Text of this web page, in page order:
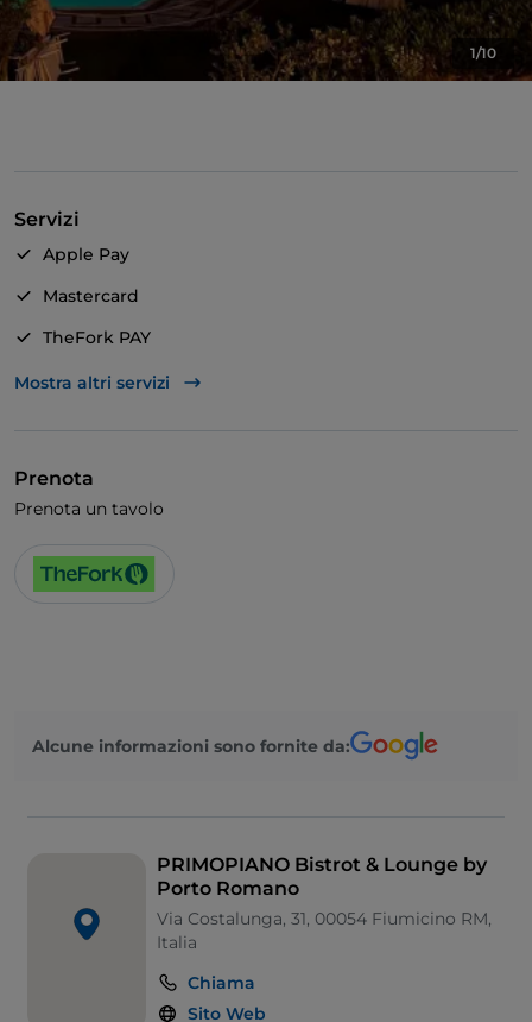
1/10
Servizi
Apple Pay
Mastercard
TheFork PAY
Unionpay via TheFork PAY
Si parla inglese
Area fumatori
Mostra altri servizi
Prenota
Prenota un tavolo
Alcune informazioni sono fornite da:
PRIMOPIANO Bistrot & Lounge by
Porto Romano
Via Costalunga, 31, 00054 Fiumicino RM,
Italia
Chiama
Sito Web